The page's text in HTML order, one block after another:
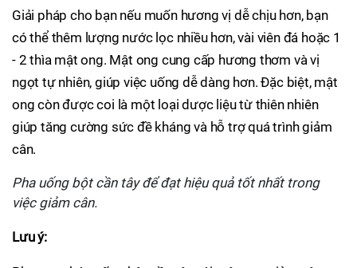
Giải pháp cho bạn nếu muốn hương vị dễ chịu hơn, bạn
có thể thêm lượng nước lọc nhiều hơn, vài viên đá hoặc 1
- 2 thìa mật ong. Mật ong cung cấp hương thơm và vị
ngọt tự nhiên, giúp việc uống dễ dàng hơn. Đặc biệt, mật
ong còn được coi là một loại dược liệu từ thiên nhiên
giúp tăng cường sức đề kháng và hỗ trợ quá trình giảm
cân.
Pha uống bột cần tây để đạt hiệu quả tốt nhất trong
việc giảm cân.
Lưu ý: